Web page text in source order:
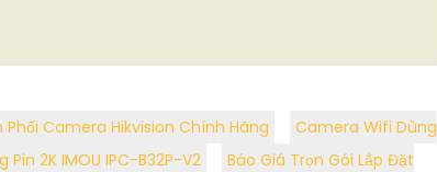
Phối Camera Hikvision Chính Hãng
Camera Wifi Dùng
2K IMOU IPC-B32P-V2 Báo Giá Trọn Gói Lắp Đặt